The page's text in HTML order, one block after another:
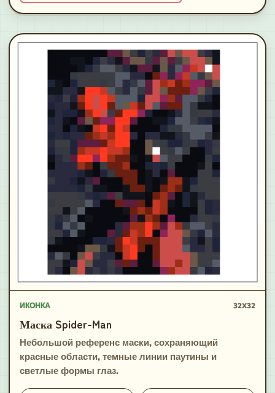
ИКОНКА 32X32
Маска Spider-Man
Небольшой референс маски, сохраняющий
красные области, темные линии паутины и
светлые формы глаз.